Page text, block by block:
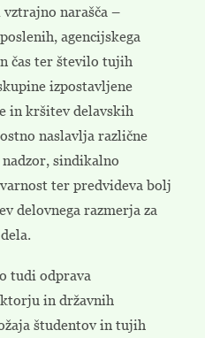
narašča –
agencijskega
čas ter število tujih
izpostavljene
in kršitev delavskih
naslavlja različne
sindikalno
ter predvideva bolj
delovnega razmerja za
tudi odprava
in državnih
študentov in tujih